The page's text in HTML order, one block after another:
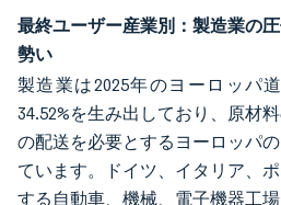
最終ユーザー産業別：製造業の
勢い
製造業は2025年のヨーロッパ
34.52%を生み出しており、原材
の配送を必要とするヨーロッパ
ています。ドイツ、イタリア、
する自動車、機械、電子機器工